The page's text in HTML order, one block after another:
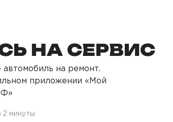
НА СЕРВИС
на ремонт.
приложении «Мой
2 минуты